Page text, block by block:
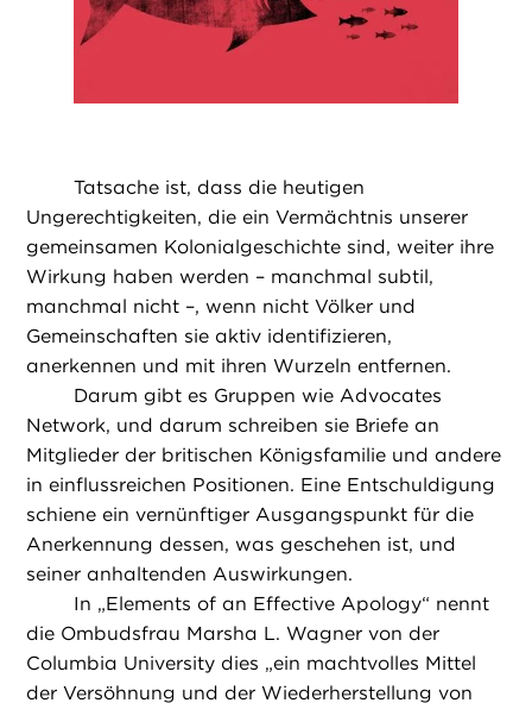
Tatsache ist, dass die heutigen
Ungerechtigkeiten, die ein Vermächtnis unserer
gemeinsamen Kolonialgeschichte sind, weiter ihre
Wirkung haben werden – manchmal subtil,
manchmal nicht –, wenn nicht Völker und
Gemeinschaften sie aktiv identifizieren,
anerkennen und mit ihren Wurzeln entfernen.
Darum gibt es Gruppen wie Advocates
Network, und darum schreiben sie Briefe an
Mitglieder der britischen Königsfamilie und andere
in einflussreichen Positionen. Eine Entschuldigung
schiene ein vernünftiger Ausgangspunkt für die
Anerkennung dessen, was geschehen ist, und
seiner anhaltenden Auswirkungen.
In „Elements of an Effective Apology“ nennt
die Ombudsfrau Marsha L. Wagner von der
Columbia University dies „ein machtvolles Mittel
der Versöhnung und der Wiederherstellung von